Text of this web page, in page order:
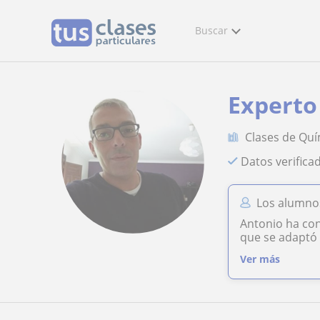
Buscar
Clases de
Datos
Los
Antonio ha
que se
Ver más